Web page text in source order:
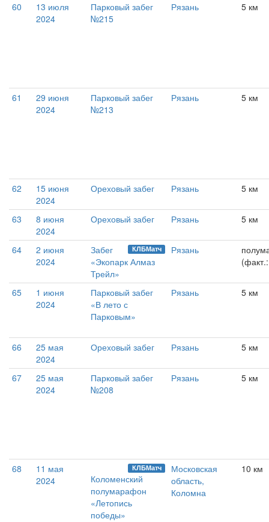
60
13 июля
2024
Парковый забег
№215
Рязань 5 км
61
29 июня
2024
Парковый забег
№213
Рязань 5 км
62
15 июня
2024
Ореховый забег Рязань 5 км
63
8 июня
2024
Ореховый забег Рязань 5 км
64
2 июня
2024
КЛБМатч
Забег
«Экопарк Алмаз
Трейл»
Рязань
65
1 июня
2024
Парковый забег
«В лето с
Парковым»
Рязань 5 км
66
25 мая
2024
Ореховый забег Рязань 5 км
67
25 мая
2024
Парковый забег
№208
Рязань 5 км
68
11 мая
2024
КЛБМатч
Коломенский
полумарафон
«Летопись
победы»
Московская
область,
Коломна
10 км